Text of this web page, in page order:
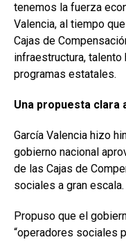
tenemos la fuerza
Valencia, al tiempo
Cajas de
infraestructura, talento
programas estatales.
Una propuesta clara
García Valencia hizo
gobierno nacional
de las Cajas de
sociales a gran escala.
Propuso que el
“operadores sociales